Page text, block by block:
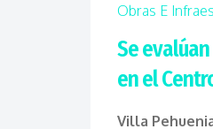
Obras E
Se
en el
Villa